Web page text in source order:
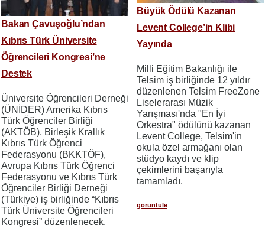
Bakan Çavuşoğlu’ndan
Kıbrıs Türk Üniversite
Öğrencileri Kongresi’ne
Destek
Üniversite Öğrencileri Derneği
(ÜNİDER) Amerika Kıbrıs
Türk Öğrenciler Birliği
(AKTÖB), Birleşik Krallık
Kıbrıs Türk Öğrenci
Federasyonu (BKKTÖF),
Avrupa Kıbrıs Türk Öğrenci
Federasyonu ve Kıbrıs Türk
Öğrenciler Birliği Derneği
(Türkiye) iş birliğinde “Kıbrıs
Türk Üniversite Öğrencileri
Kongresi” düzenlenecek.
Büyük Ödülü Kazanan
Levent College’in Klibi
Yayında
Milli Eğitim Bakanlığı ile
Telsim iş birliğinde 12 yıldır
düzenlenen Telsim FreeZone
Liselerarası Müzik
Yarışması'nda "En İyi
Orkestra" ödülünü kazanan
Levent College, Telsim'in
okula özel armağanı olan
stüdyo kaydı ve klip
çekimlerini başarıyla
tamamladı.
görüntüle